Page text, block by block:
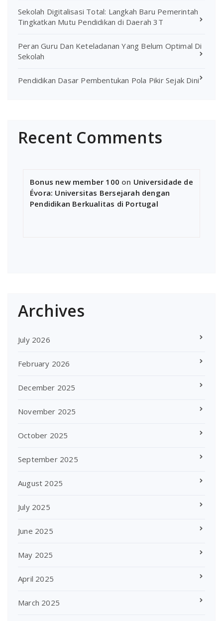
Sekolah Digitalisasi Total: Langkah Baru Pemerintah
Tingkatkan Mutu Pendidikan di Daerah 3T
Peran Guru Dan Keteladanan Yang Belum Optimal Di
Sekolah
Pendidikan Dasar Pembentukan Pola Pikir Sejak Dini
Recent Comments
Bonus new member 100 on Universidade de
Évora: Universitas Bersejarah dengan
Pendidikan Berkualitas di Portugal
Archives
July 2026
February 2026
December 2025
November 2025
October 2025
September 2025
August 2025
July 2025
June 2025
May 2025
April 2025
March 2025